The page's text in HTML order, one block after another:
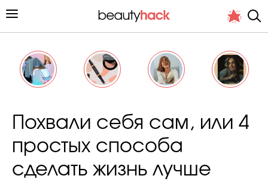
Похвали себя сам, или 4
простых способа
сделать жизнь лучше